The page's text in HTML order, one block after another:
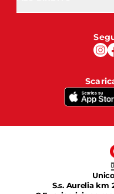
S.s. Aurelia km